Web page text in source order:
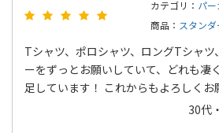
カテゴリ： パ
商品： スタン
Tシャツ、ポロシャツ、ロングTシャツ
ーをずっとお願いしていて、どれも凄
足しています！ これからもよろしくお
30代